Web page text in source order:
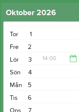
Oktober 2026
1
Tor
2
Fre
3
Lör 14:00
4
Sön
5
Mån
6
Tis